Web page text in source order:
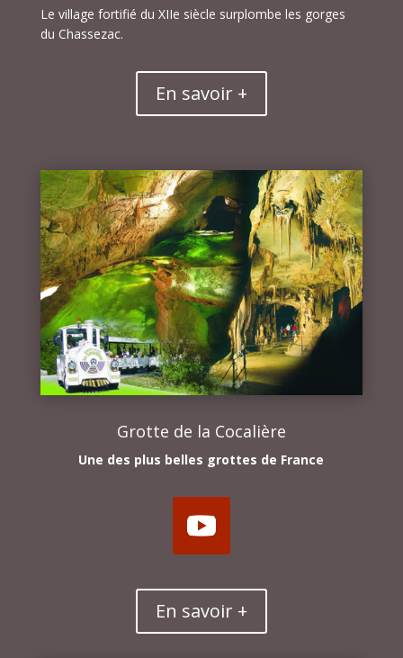
Le village fortifié du XIIe siècle surplombe les gorges
du Chassezac.
En savoir +
Grotte de la Cocalière
Une des plus belles grottes de France
En savoir +